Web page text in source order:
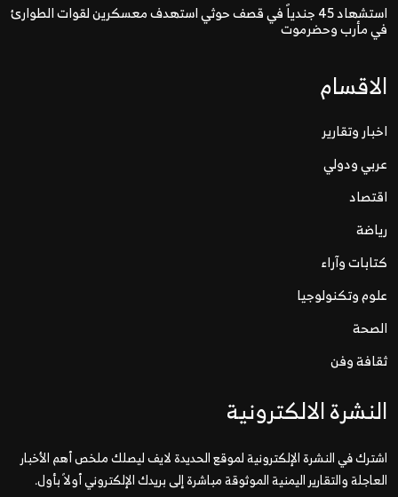
استشهاد 45 جندياً في قصف حوثي استهدف معسكرين لقوات الطوارئ
في مأرب وحضرموت
الاقسام
اخبار وتقارير
عربي ودولي
اقتصاد
رياضة
كتابات وآراء
علوم وتكنولوجيا
الصحة
ثقافة وفن
النشرة الالكترونية
اشترك في النشرة الإلكترونية لموقع الحديدة لايف ليصلك ملخص أهم الأخبار
العاجلة والتقارير اليمنية الموثوقة مباشرة إلى بريدك الإلكتروني أولاً بأول.